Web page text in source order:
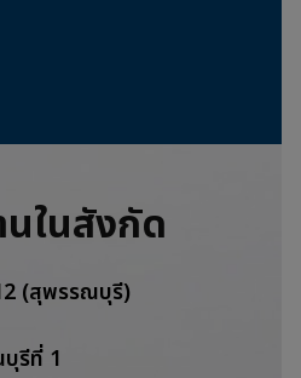
ในสังกัด
(สุพรรณบุรี)
รีที่ 1